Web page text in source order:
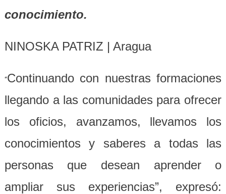
conocimiento.
NINOSKA PATRIZ | Aragua
“Continuando con nuestras formaciones
llegando a las comunidades para ofrecer
los oficios, avanzamos, llevamos los
conocimientos y saberes a todas las
personas que desean aprender o
ampliar sus experiencias”, expresó: